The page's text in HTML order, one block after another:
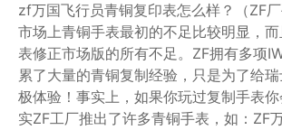
zf万国飞行员青铜复印表怎么样？（ZF厂
市场上青铜手表最初的不足比较明显，
表修正市场版的所有不足。ZF拥有多项
累了大量的青铜复制经验，只是为了给
极体验！事实上，如果你玩过复制手表
实ZF工厂推出了许多青铜手表，如：ZF